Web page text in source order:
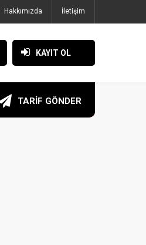
Hakkımızda İletişim
KAYIT OL
TARİF GÖNDER